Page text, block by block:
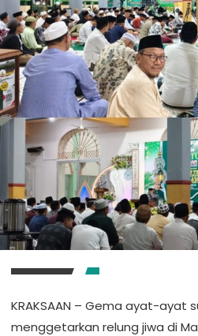
KRAKSAAN – Gema ayat-ayat
menggetarkan relung jiwa di